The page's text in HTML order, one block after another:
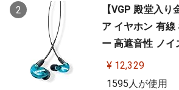
2
【VGP 殿堂入り
ア イヤホン 有
ー 高遮音性 ノ
ゲーム ゲーミン
ィション カナル
¥ 12,329
1595人が使用